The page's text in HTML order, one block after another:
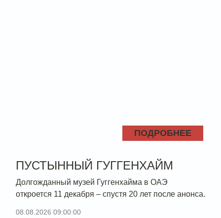
ПОДРОБНЕЕ
ПУСТЫННЫЙ ГУГГЕНХАЙМ
Долгожданный музей Гуггенхайма в ОАЭ
откроется 11 декабря – спустя 20 лет после анонса.
08.08.2026 09:00:00